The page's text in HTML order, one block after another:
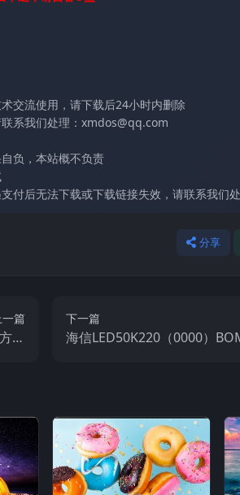
交流使用，请下载后24小时内删除
系我们处理：xmdos@qq.com
负，本站概不负责
付后无法下载或下载链接失效，请联系我们
分享
篇
原
下一篇
海信LED50K220（0000）